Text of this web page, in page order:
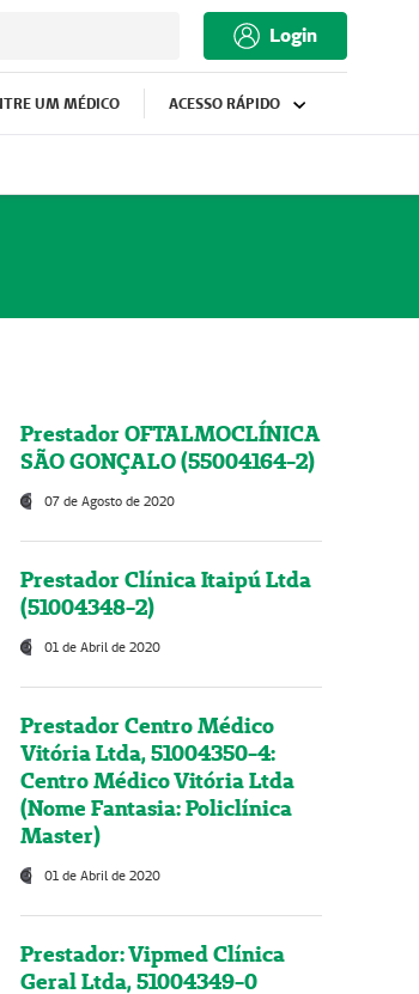
Login
UM MÉDICO ACESSO RÁPIDO
Prestador OFTALMOCLÍNICA
SÃO GONÇALO (55004164-2)
07 de Agosto de 2020
Prestador Clínica Itaipú Ltda
(51004348-2)
01 de Abril de 2020
Prestador Centro Médico
Vitória Ltda, 51004350-4:
Centro Médico Vitória Ltda
(Nome Fantasia: Policlínica
Master)
01 de Abril de 2020
Prestador: Vipmed Clínica
Geral Ltda, 51004349-0